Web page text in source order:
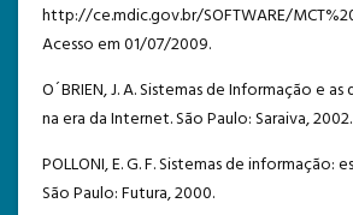
http://ce.mdic.gov.br/SOFTWARE/
Acesso em 01/07/2009.
O´BRIEN, J. A. Sistemas de Informação e
na era da Internet. São Paulo: Saraiva, 2002.
POLLONI, E. G. F. Sistemas de informação:
São Paulo: Futura, 2000.